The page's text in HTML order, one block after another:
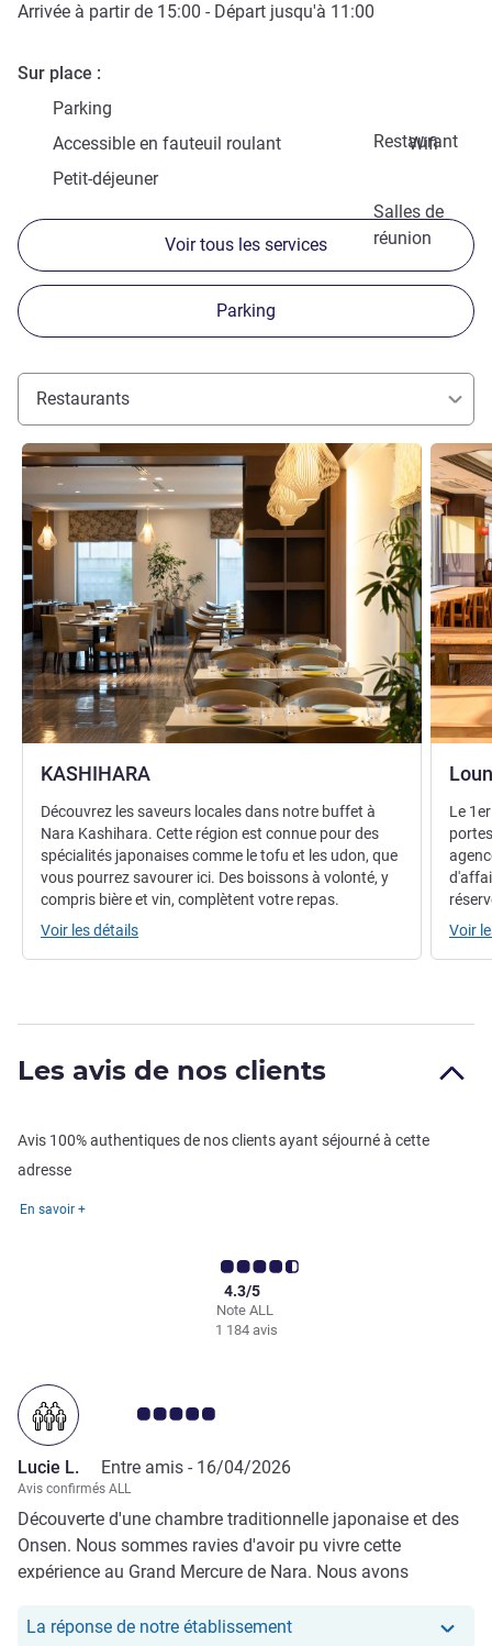
Arrivée à partir de 15:00 - Départ jusqu'à 11:00
Sur place
Parking
Restaurant
Accessible en fauteuil roulant
Wifi
Petit-déjeuner
Salles de
réunion
Voir tous les services
Parking
Restaurants
KASHIHARA
Voir les détails
Découvrez les saveurs locales dans notre buffet à
Nara Kashihara. Cette région est connue pour des
spécialités japonaises comme le tofu et les udon, que
vous pourrez savourer ici. Des boissons à volonté, y
compris bière et vin, complètent votre repas.
Voir les détails
Voir les
Le
Voir
Les avis de nos clients
Avis 100% authentiques de nos clients ayant séjourné à cette
adresse
En savoir +
Note ALL
4.3/5
1 184 avis
Note Avis clients 5.0/5
Lucie L. Entre amis - 16/04/2026
Avis confirmés ALL
Découverte d'une chambre traditionnelle japonaise et des
Onsen. Nous sommes ravies d'avoir pu vivre cette
expérience au Grand Mercure de Nara. Nous avons
avons également loué des vélos électriques afin de visiter
La réponse de notre établissementNotre hôtel a repondu au